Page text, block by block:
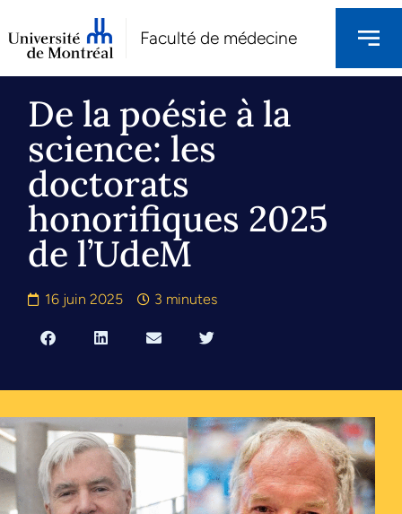
Faculté de médecine
De la poésie à la
science: les
doctorats
honorifiques 2025
de l’UdeM
16 juin 2025 3 minutes